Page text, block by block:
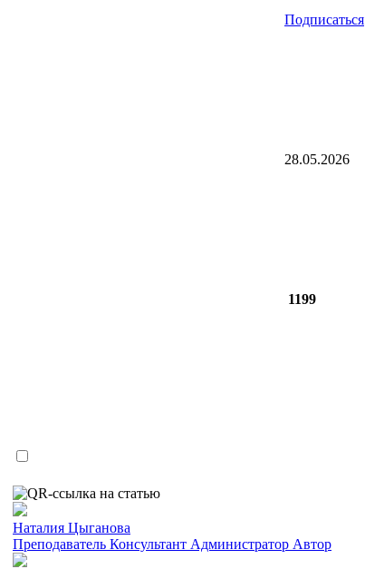
Подписаться
28.05.2026
1199
Наталия Цыганова
Преподаватель Консультант Администратор Автор